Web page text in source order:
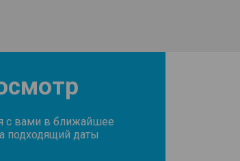
с вами в ближайшее
подходящий даты